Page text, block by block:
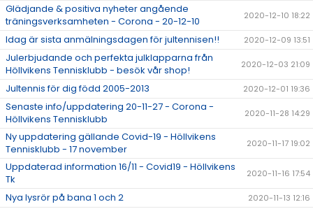
Glädjande & positiva nyheter angående
träningsverksamheten - Corona - 20-12-10
2020-12-10 18:22
Idag är sista anmälningsdagen för jultennisen!! 2020-12-09 13:51
Julerbjudande och perfekta julklapparna från
Höllvikens Tennisklubb - besök vår shop!
2020-12-03 21:09
Jultennis för dig född 2005-2013 2020-12-01 19:36
Senaste info/uppdatering 20-11-27 - Corona -
Höllvikens Tennisklubb
2020-11-28 14:29
Ny uppdatering gällande Covid-19 - Höllvikens
Tennisklubb - 17 november
2020-11-17 19:02
Uppdaterad information 16/11 - Covid19 - Höllvikens
Tk
2020-11-16 17:54
Nya lysrör på bana 1 och 2 2020-11-13 12:16